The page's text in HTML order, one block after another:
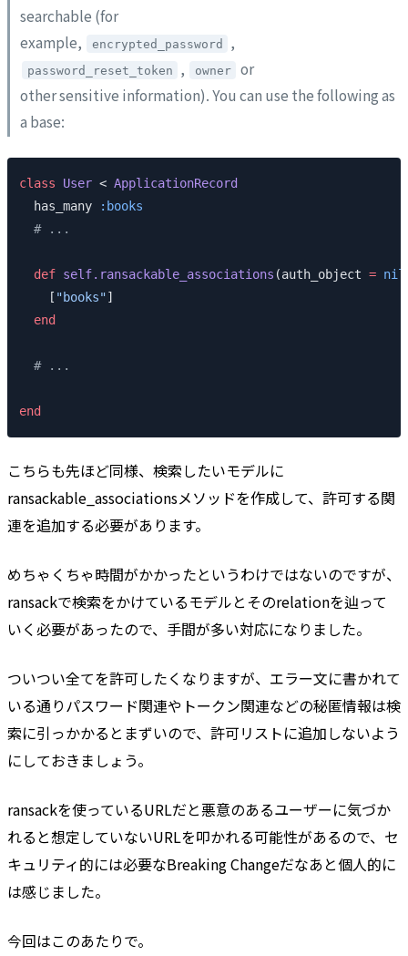
searchable (for
example,
encrypted_password ,
password_reset_token , owner
or
other sensitive information). You can use the following as
a base:
class User < ApplicationRecord
  has_many
:books
  # ...
  def
self.ransackable_associations (auth_object = nil
    [
"books"]
  end
  # ...
end
こちらも先ほど同様、検索したいモデルに
ransackable_associationsメソッドを作成して、許可する関
連を追加する必要があります。
めちゃくちゃ時間がかかったというわけではないのですが、
ransackで検索をかけているモデルとそのrelationを辿って
いく必要があったので、手間が多い対応になりました。
ついつい全てを許可したくなりますが、エラー文に書かれて
いる通りパスワード関連やトークン関連などの秘匿情報は検
索に引っかかるとまずいので、許可リストに追加しないよう
にしておきましょう。
ransackを使っているURLだと悪意のあるユーザーに気づか
れると想定していないURLを叩かれる可能性があるので、セ
キュリティ的には必要なBreaking Changeだなあと個人的に
は感じました。
今回はこのあたりで。